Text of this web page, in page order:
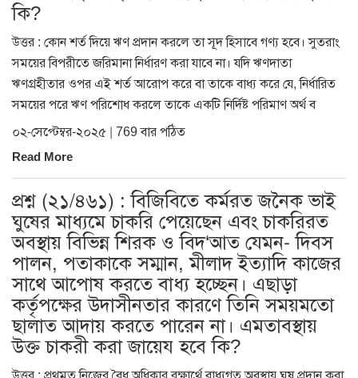
কি?
উত্তর : কোন শর্ত দিয়ে ঋণ প্রদান করলে তা সূদ হিসাবে গণ্য হবে। সুতরাং
সময়ের বিপরীতে জরিমানা নির্ধারণ করা যাবে না। যদি ঋণদাতা
ঋণগ্রহীতার ওপর এই শর্ত আরোপ করে বা তাকে বাধ্য করে যে, নির্ধারিত
সময়ের পরে ঋণ পরিশোধ করলে তাকে একটি নির্দিষ্ট পরিমাণ অর্থ ব
০২-সেপ্টেম্বর-২০২৫ | 769 বার পঠিত
Read More
প্রশ্ন (২১/৪৬১) : বিজিবিতে কর্মরত জনৈক ভাই
ঘুষের মাধ্যমে চাকরি পেয়েছেন এবং চাকরিরত
অবস্থায় বিভিন্ন শিরক ও বিদ‘আত যেমন- দিবস
পালন, পতাকাকে সম্মান, মীলাদ ইত্যাদি কাজের
সাথে আপোষ করতে বাধ্য হচ্ছেন। এছাড়া
কর্তৃপক্ষের উদাসীনতার কারণে তিনি সময়মতো
ছালাত আদায় করতে পারেন না। এমতাবস্থায়
উক্ত চাকরী করা জায়েয হবে কি?